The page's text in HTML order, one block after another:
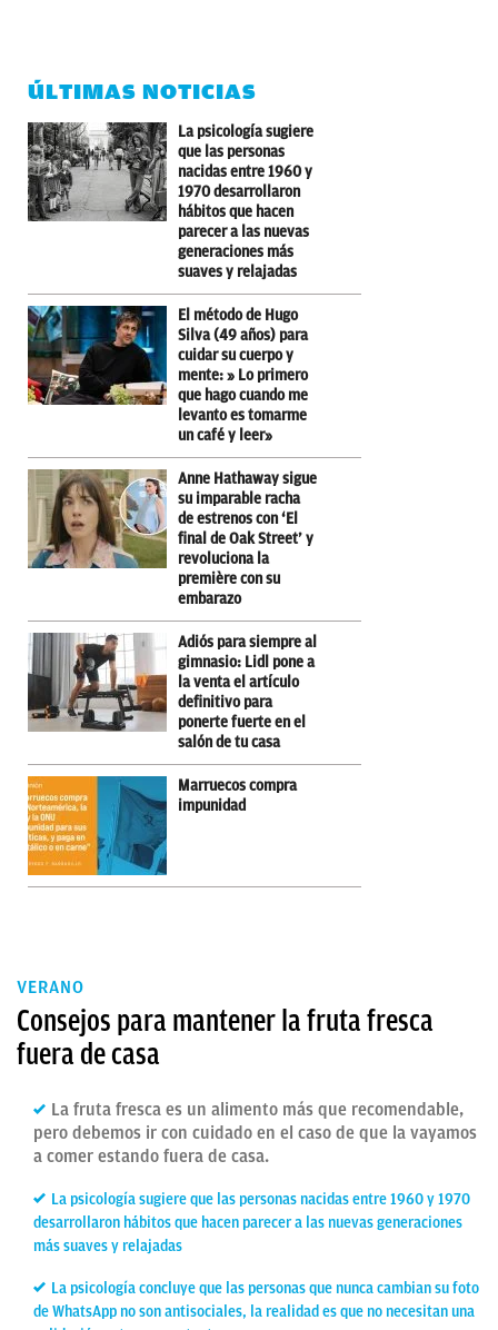
ÚLTIMAS NOTICIAS
La psicología sugiere
que las personas
nacidas entre 1960 y
1970 desarrollaron
hábitos que hacen
parecer a las nuevas
generaciones más
suaves y relajadas
El método de Hugo
Silva (49 años) para
cuidar su cuerpo y
mente: » Lo primero
que hago cuando me
levanto es tomarme
un café y leer»
Anne Hathaway sigue
su imparable racha
de estrenos con ‘El
final de Oak Street’ y
revoluciona la
première con su
embarazo
Adiós para siempre al
gimnasio: Lidl pone a
la venta el artículo
definitivo para
ponerte fuerte en el
salón de tu casa
Marruecos compra
impunidad
VERANO
Consejos para mantener la fruta fresca
fuera de casa
La fruta fresca es un alimento más que recomendable,
pero debemos ir con cuidado en el caso de que la vayamos
a comer estando fuera de casa.
La psicología sugiere que las personas nacidas entre 1960 y 1970
desarrollaron hábitos que hacen parecer a las nuevas generaciones
más suaves y relajadas
La psicología concluye que las personas que nunca cambian su foto
de WhatsApp no son antisociales, la realidad es que no necesitan una